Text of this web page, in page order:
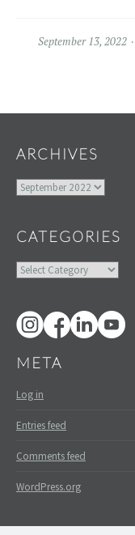
September 13, 2022
ARCHIVES
Archives
CATEGORIES
Categories
META
Log in
Entries feed
Comments feed
WordPress.org